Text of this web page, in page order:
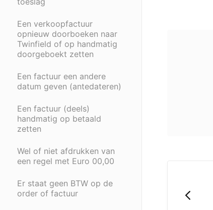
Een verkoopfactuur
opnieuw doorboeken naar
Twinfield of op handmatig
doorgeboekt zetten
Een factuur een andere
datum geven (antedateren)
Een factuur (deels)
handmatig op betaald
zetten
Wel of niet afdrukken van
een regel met Euro 00,00
Er staat geen BTW op de
order of factuur